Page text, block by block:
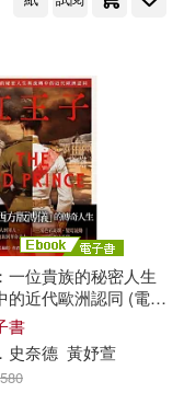
一位貴族的秘密人生
的近代歐洲認同 (電子
書
史奈德 黃妤萱
580